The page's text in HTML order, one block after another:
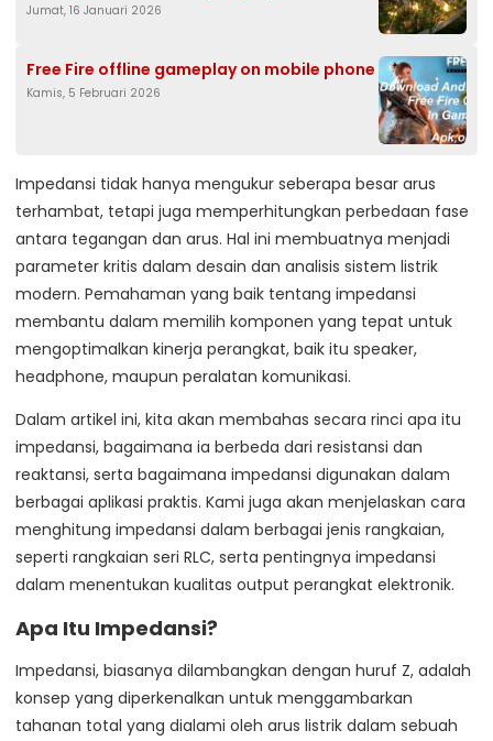
Jumat, 16 Januari 2026
Free Fire offline gameplay on mobile phone
Kamis, 5 Februari 2026
Impedansi tidak hanya mengukur seberapa besar arus
terhambat, tetapi juga memperhitungkan perbedaan fase
antara tegangan dan arus. Hal ini membuatnya menjadi
parameter kritis dalam desain dan analisis sistem listrik
modern. Pemahaman yang baik tentang impedansi
membantu dalam memilih komponen yang tepat untuk
mengoptimalkan kinerja perangkat, baik itu speaker,
headphone, maupun peralatan komunikasi.
Dalam artikel ini, kita akan membahas secara rinci apa itu
impedansi, bagaimana ia berbeda dari resistansi dan
reaktansi, serta bagaimana impedansi digunakan dalam
berbagai aplikasi praktis. Kami juga akan menjelaskan cara
menghitung impedansi dalam berbagai jenis rangkaian,
seperti rangkaian seri RLC, serta pentingnya impedansi
dalam menentukan kualitas output perangkat elektronik.
Apa Itu Impedansi?
Impedansi, biasanya dilambangkan dengan huruf Z, adalah
konsep yang diperkenalkan untuk menggambarkan
tahanan total yang dialami oleh arus listrik dalam sebuah